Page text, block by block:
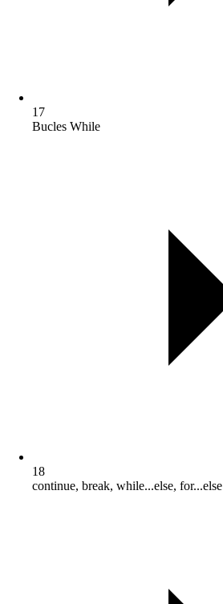
17
Bucles While
18
continue, break, while...else, for...else